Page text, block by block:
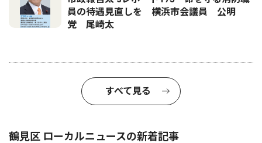
員の待遇見直しを 横浜市会議員 公明
党 尾崎太
すべて見る
鶴見区 ローカルニュースの新着記事